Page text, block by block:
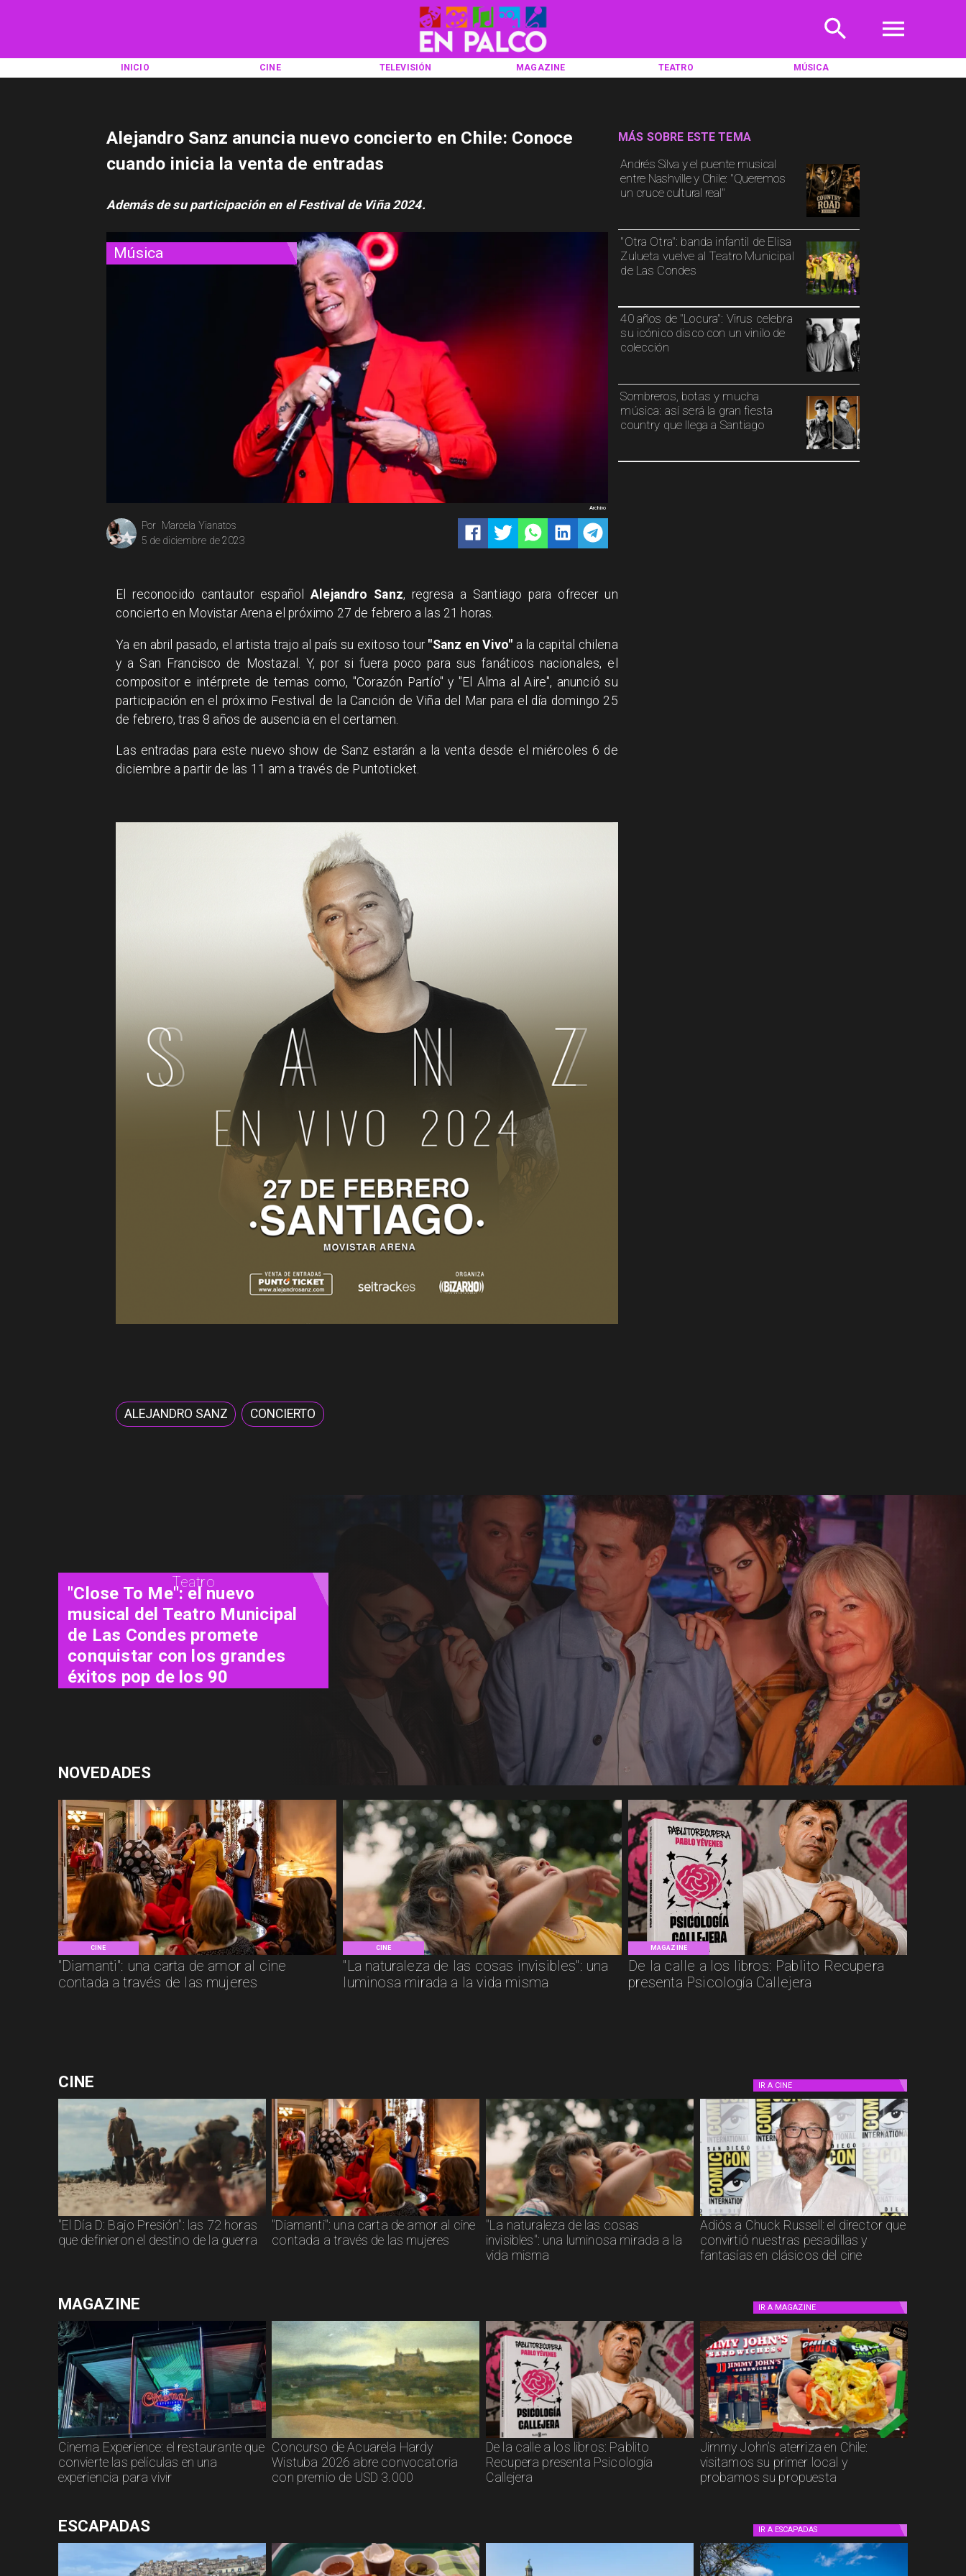
INICIO CINE TELEVISIÓN MAGAZINE TEATRO MÚSICA
Música
Marcela Yianatos
Por
5 de diciembre de 2023
Archivo
Andrés Silva y el puente musical
entre Nashville y Chile: "Queremos
un cruce cultural real"
"Otra Otra": banda infantil de Elisa
Zulueta vuelve al Teatro Municipal
de Las Condes
40 años de "Locura": Virus celebra
su icónico disco con un vinilo de
colección
Sombreros, botas y mucha
música: así será la gran fiesta
country que llega a Santiago
MÁS SOBRE ESTE TEMA
Alejandro Sanz anuncia nuevo concierto en Chile: Conoce
cuando inicia la venta de entradas
Además de su participación en el Festival de Viña 2024.
El reconocido cantautor españolAlejandro Sanz, regresa a Santiago para ofrecer un
concierto en Movistar Arena el próximo 27 de febrero a las 21 horas.
Ya en abril pasado, el artista trajo al país su exitoso tour "Sanz en Vivo" a la capital chilena
y a San Francisco de Mostazal. Y, por si fuera poco para sus fanáticos nacionales, el
compositor e intérprete de temas como, "Corazón Partío" y "El Alma al Aire", anunció su
participación en el próximo Festival de la Canción de Viña del Mar para el día domingo 25
de febrero, tras 8 años de ausencia en el certamen.
Las entradas para este nuevo show de Sanz estarán a la venta desde el miércoles 6 de
diciembre a partir de las 11 am a través de Puntoticket.
ALEJANDRO SANZ CONCIERTO
CINE
"Diamanti": una carta de amor al cine
contada a través de las mujeres
CINE
"La naturaleza de las cosas invisibles": una
luminosa mirada a la vida misma
MAGAZINE
De la calle a los libros: Pablito Recupera
presenta Psicología Callejera
Cine
"El Día D: Bajo Presión": las 72
horas que definieron el destino
de la guerra
NOVEDADES
CINE IR A CINE
"El Día D: Bajo Presión": las 72 horas
que definieron el destino de la guerra
"Diamanti": una carta de amor al cine
contada a través de las mujeres
"La naturaleza de las cosas
invisibles": una luminosa mirada a la
vida misma
Adiós a Chuck Russell: el director que
convirtió nuestras pesadillas y
fantasías en clásicos del cine
MAGAZINE IR A MAGAZINE
Cinema Experience: el restaurante que
convierte las películas en una
experiencia para vivir
Concurso de Acuarela Hardy
Wistuba 2026 abre convocatoria
con premio de USD 3.000
De la calle a los libros: Pablito
Recupera presenta Psicología
Callejera
Jimmy John’s aterriza en Chile:
visitamos su primer local y
probamos su propuesta
ESCAPADAS IR A ESCAPADAS